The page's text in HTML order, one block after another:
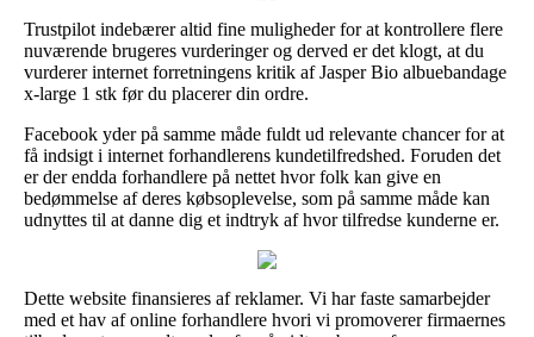
Trustpilot indebærer altid fine muligheder for at kontrollere flere
nuværende brugeres vurderinger og derved er det klogt, at du
vurderer internet forretningens kritik af Jasper Bio albuebandage
x-large 1 stk før du placerer din ordre.
Facebook yder på samme måde fuldt ud relevante chancer for at
få indsigt i internet forhandlerens kundetilfredshed. Foruden det
er der endda forhandlere på nettet hvor folk kan give en
bedømmelse af deres købsoplevelse, som på samme måde kan
udnyttes til at danne dig et indtryk af hvor tilfredse kunderne er.
Dette website finansieres af reklamer. Vi har faste samarbejder
med et hav af online forhandlere hvori vi promoverer firmaernes